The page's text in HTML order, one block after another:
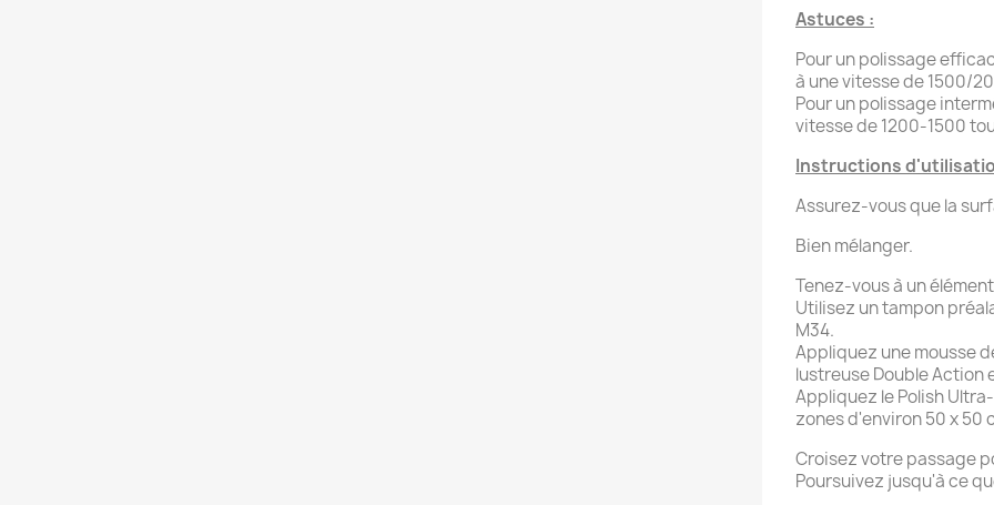
Astuces :
Pour un polissage
à une vitesse de 1500/
Pour un polissage
vitesse de 1200-1500
Instructions
Assurez-vous que la
Bien mélanger.
Tenez-vous à un
Utilisez un tampon
M34.
Appliquez une mousse
lustreuse Double Action
Appliquez le Polish
zones d'environ 50 x 50
Croisez votre passage
Poursuivez jusqu'à ce